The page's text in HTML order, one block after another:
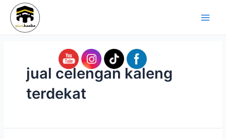
Lewati
konten
jual celengan kaleng
terdekat